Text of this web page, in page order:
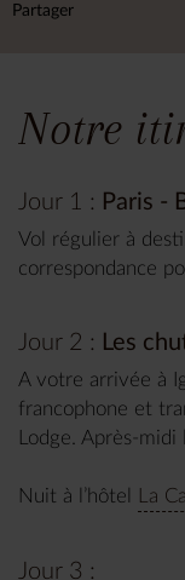
Partager
Notre
Jour 1 : Paris -
Vol régulier à
correspondance
Jour 2 : Les
A votre arrivée à
francophone et
Lodge. Après-midi
Nuit à l’hôtel La
Jour 3 :